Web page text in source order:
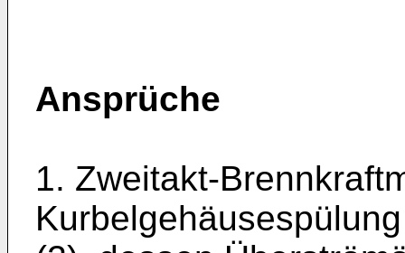
Ansprüche
1. Zweitakt-